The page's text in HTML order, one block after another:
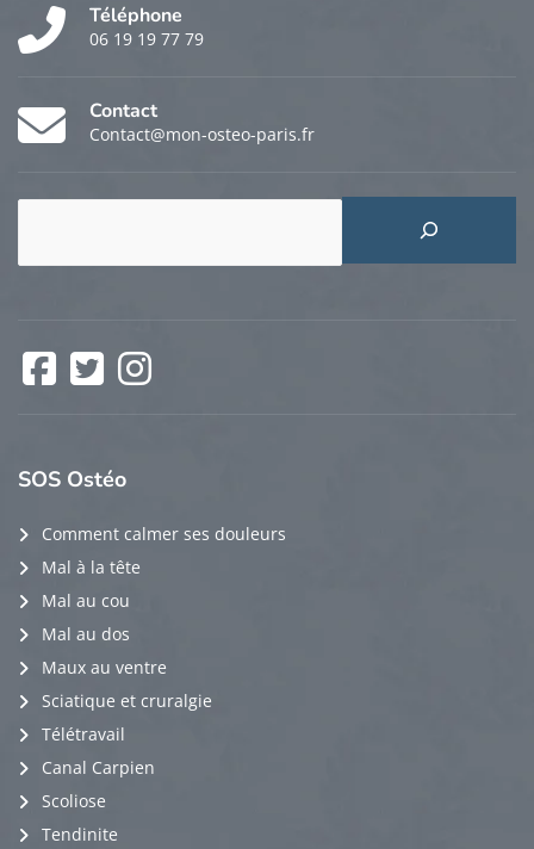
Téléphone
06 19 19 77 79
Contact
Contact@mon-osteo-paris.fr
Facebook
SOS Ostéo
Comment calmer ses douleurs
Mal à la tête
Mal au cou
Mal au dos
Maux au ventre
Sciatique et cruralgie
Télétravail
Canal Carpien
Scoliose
Tendinite